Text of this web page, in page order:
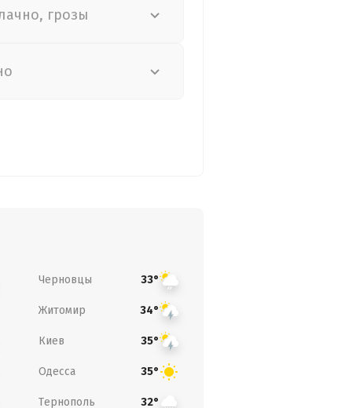
грозы
Черновцы 33°
Житомир 34°
Киев 35°
Одесса 35°
Тернополь 32°